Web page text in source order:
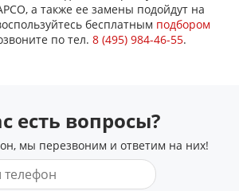
а также ее замены подойдут на
бесплатным подбором
по тел. 8 (495) 984-46-55.
есть вопросы?
мы перезвоним и ответим на них!